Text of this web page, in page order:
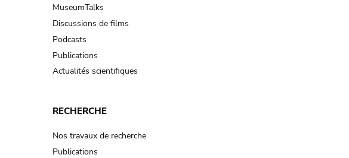
MuseumTalks
Discussions de films
Podcasts
Publications
Actualités scientifiques
RECHERCHE
Nos travaux de recherche
Publications